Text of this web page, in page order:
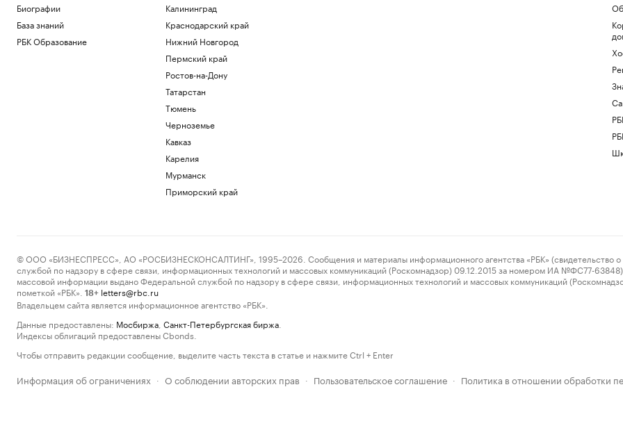
Биографии
База знаний
РБК Образование
Калининград
Краснодарский край
Нижний Новгород
Пермский край
Ростов-на-Дону
Татарстан
Тюмень
Черноземье
Кавказ
Карелия
Мурманск
Приморский край
© ООО «БИЗНЕСПРЕСС», АО «РОСБИЗНЕСКОНСАЛТИНГ», 1995–2026. Сообщения и материалы информационного агентства «РБК» (свидетельство о
службой по надзору в сфере связи, информационных технологий и массовых коммуникаций (Роскомнадзор) 09.12.2015 за номером ИА №ФС77-63848)
массовой информации выдано Федеральной службой по надзору в сфере связи, информационных технологий и массовых коммуникаций
пометкой «РБК».
18+ letters@rbc.ru
Владельцем сайта является информационное агентство «РБК».
Данные предоставлены: Мосбиржа Санкт-Петербургская биржа
Индексы облигаций предоставлены Cbonds.
Чтобы отправить редакции сообщение, выделите часть текста в статье и нажмите Ctrl + Enter
Информация об ограничениях · О соблюдении авторских прав · Пользовательское соглашение · Политика в отношении обработки